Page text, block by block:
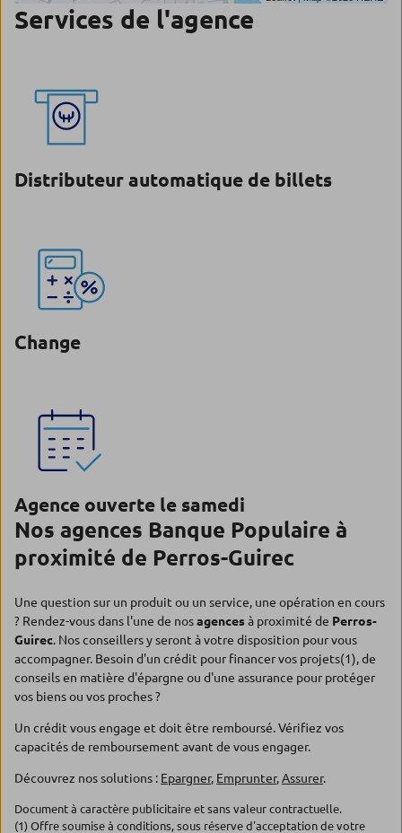
Services de l'agence
Distributeur automatique de billets
Change
Agence ouverte le samedi
Nos agences Banque Populaire à
proximité de Perros-Guirec
Une question sur un produit ou un service, une opération en cours
? Rendez-vous dans l'une de nosagencesà proximité de Perros-
Guirec. Nos conseillers y seront à votre disposition pour vous
accompagner. Besoin d'un crédit pour financer vos projets(1), de
conseils en matière d'épargne ou d'une assurance pour protéger
vos biens ou vos proches ?
Un crédit vous engage et doit être remboursé. Vérifiez vos
capacités de remboursement avant de vous engager.
Découvrez nos solutions : Epargner, Emprunter,Assurer.
Document à caractère publicitaire et sans valeur contractuelle.
(1) Offre soumise à conditions, sous réserve d'acceptation de votre